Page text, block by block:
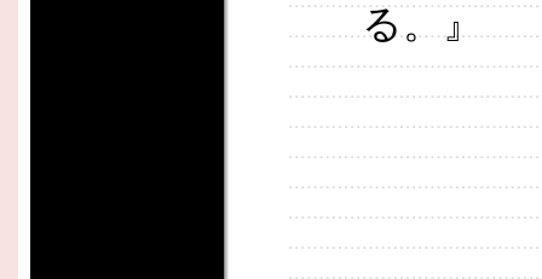
る。』